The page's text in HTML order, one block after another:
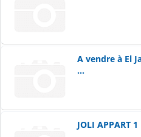
A vendre à El
...
JOLI APPART